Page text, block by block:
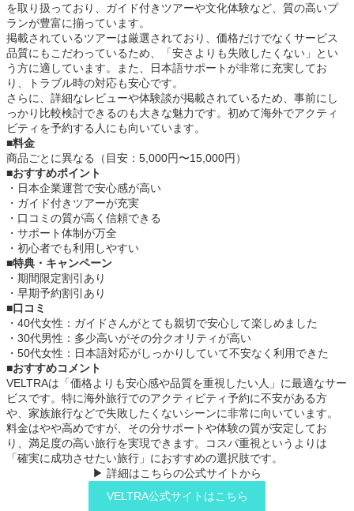
を取り扱っており、ガイド付きツアーや文化体験など、質の高いプ
ランが豊富に揃っています。
掲載されているツアーは厳選されており、価格だけでなくサービス
品質にもこだわっているため、「安さよりも失敗したくない」とい
う方に適しています。また、日本語サポートが非常に充実してお
り、トラブル時の対応も安心です。
さらに、詳細なレビューや体験談が掲載されているため、事前にし
っかり比較検討できるのも大きな魅力です。初めて海外でアクティ
ビティを予約する人にも向いています。
■料金
商品ごとに異なる（目安：5,000円〜15,000円）
■おすすめポイント
・日本企業運営で安心感が高い
・ガイド付きツアーが充実
・口コミの質が高く信頼できる
・サポート体制が万全
・初心者でも利用しやすい
■特典・キャンペーン
・期間限定割引あり
・早期予約割引あり
■口コミ
・40代女性：ガイドさんがとても親切で安心して楽しめました
・30代男性：多少高いがその分クオリティが高い
・50代女性：日本語対応がしっかりしていて不安なく利用できた
■おすすめコメント
VELTRAは「価格よりも安心感や品質を重視したい人」に最適なサー
ビスです。特に海外旅行でのアクティビティ予約に不安がある方
や、家族旅行などで失敗したくないシーンに非常に向いています。
料金はやや高めですが、その分サポートや体験の質が安定してお
り、満足度の高い旅行を実現できます。コスパ重視というよりは
「確実に成功させたい旅行」におすすめの選択肢です。
▶ 詳細はこちらの公式サイトから
VELTRA公式サイトはこちら